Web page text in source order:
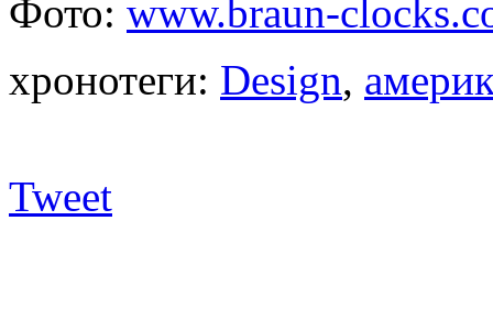
Фото: www.braun-
хронотеги: Design,
Tweet